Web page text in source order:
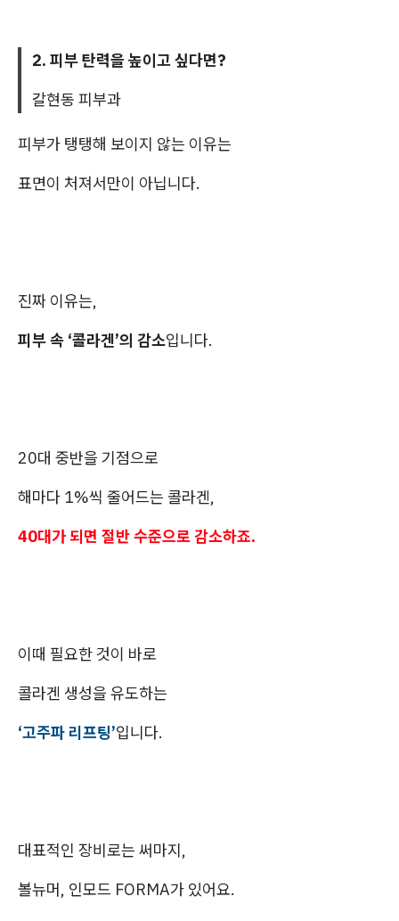
2. 피부 탄력을 높이고 싶다면?
갈현동 피부과
피부가 탱탱해 보이지 않는 이유는
표면이 처져서만이 아닙니다.
진짜 이유는,
피부 속 ‘콜라겐’의 감소입니다.
20대 중반을 기점으로
해마다 1%씩 줄어드는 콜라겐,
40대가 되면 절반 수준으로 감소하죠.
이때 필요한 것이 바로
콜라겐 생성을 유도하는
‘고주파 리프팅’입니다.
대표적인 장비로는 써마지,
볼뉴머, 인모드 FORMA가 있어요.